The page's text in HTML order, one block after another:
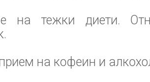
на тежки диети.
на кофеин и